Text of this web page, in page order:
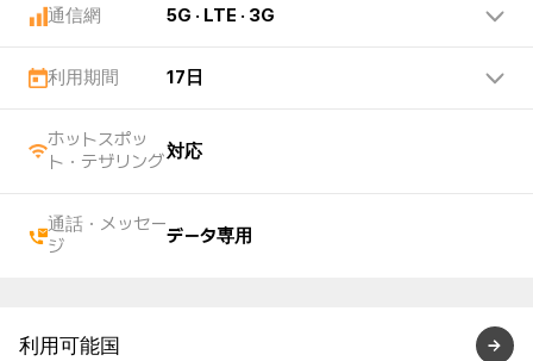
通信網 5G · LTE · 3G
利用期間 17日
ホットスポッ
ト・テザリング
対応
通話・メッセー
ジ
データ専用
利用可能国